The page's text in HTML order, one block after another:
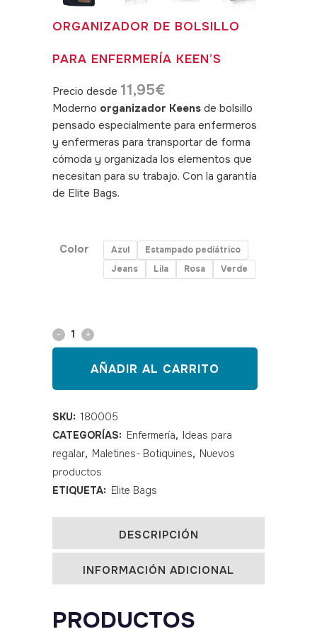
ORGANIZADOR DE BOLSILLO
PARA ENFERMERÍA KEEN’S
Precio desde 11,95€
Moderno organizador Keens de bolsillo
pensado especialmente para enfermeros
y enfermeras para transportar de forma
cómoda y organizada los elementos que
necesitan para su trabajo. Con la garantía
de Elite Bags.
Color Azul
Estampado pediátrico
Jeans
Lila Rosa Verde
Organizador
bolsillo
para
enfermería
Keen's
quantity
AÑADIR AL CARRITO
SKU: 180005
CATEGORÍAS: Enfermería, Ideas para
regalar, Maletines- Botiquines, Nuevos
productos
ETIQUETA: Elite Bags
DESCRIPCIÓN
INFORMACIÓN ADICIONAL
PRODUCTOS